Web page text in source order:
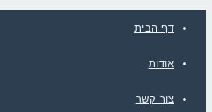
דף הבית
אודות
צור קשר